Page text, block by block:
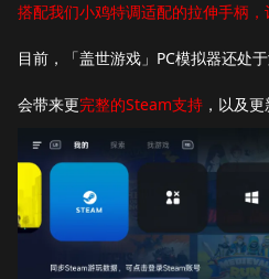
搭配我们小鸡特调适配的拉伸手柄，
目前，「盖世游戏」PC模拟器还处
会带来更完整的Steam支持 ，以及